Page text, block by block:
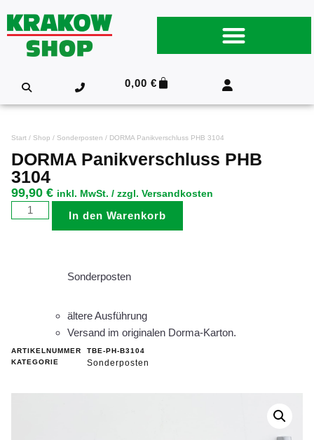
0,00€
Start / Shop / Sonderposten / DORMA Panikverschluss PHB 3104
DORMA Panikverschluss PHB
3104
99,90 € inkl. MwSt. / zzgl. Versandkosten
In den Warenkorb
Sonderposten
ältere Ausführung
Versand im originalen Dorma-Karton.
ARTIKELNUMMER
TBE-PH-B3104
KATEGORIE
Sonderposten